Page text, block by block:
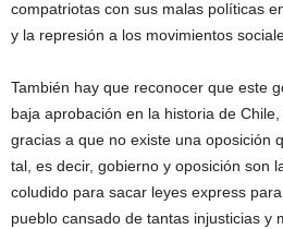
compatriotas con sus malas políticas
y la represión a los movimientos
También hay que reconocer que este
baja aprobación en la historia de
gracias a que no existe una oposición
tal, es decir, gobierno y oposición son
coludido para sacar leyes express
pueblo cansado de tantas injusticias y